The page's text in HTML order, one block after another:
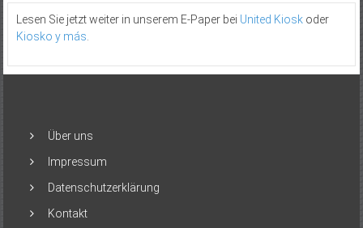
Lesen Sie jetzt weiter in unserem E-Paper bei United Kioskoder
Kiosko y más
Über uns
Impressum
Datenschutzerklärung
Kontakt